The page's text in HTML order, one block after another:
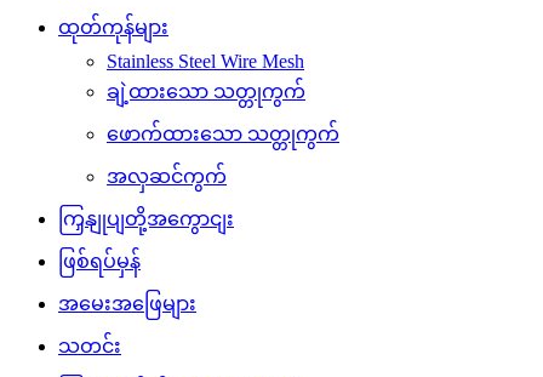
ထုတ်ကုန်များ
Stainless Steel Wire Mesh
ချဲ့ထားသော သတ္တုကွက်
ဖောက်ထားသော သတ္တုကွက်
အလှဆင်ကွက်
ကြှနျုပျတို့အကွောငျး
ဖြစ်ရပ်မှန်
အမေးအဖြေများ
သတင်း